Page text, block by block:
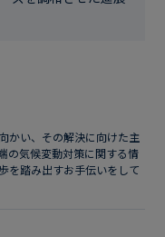
かい、その解決に向けた主
の気候変動対策に関する情
を踏み出すお手伝いをして